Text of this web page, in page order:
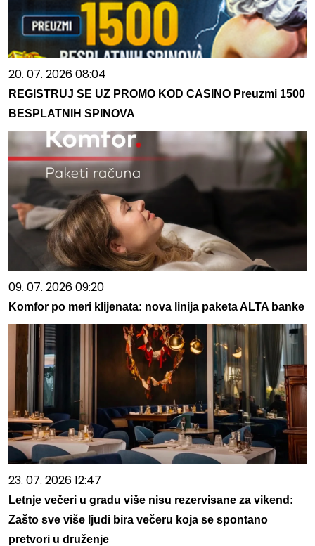
20. 07. 2026 08:04
REGISTRUJ SE UZ PROMO KOD CASINO Preuzmi 1500
BESPLATNIH SPINOVA
09. 07. 2026 09:20
Komfor po meri klijenata: nova linija paketa ALTA banke
23. 07. 2026 12:47
Letnje večeri u gradu više nisu rezervisane za vikend:
Zašto sve više ljudi bira večeru koja se spontano
pretvori u druženje